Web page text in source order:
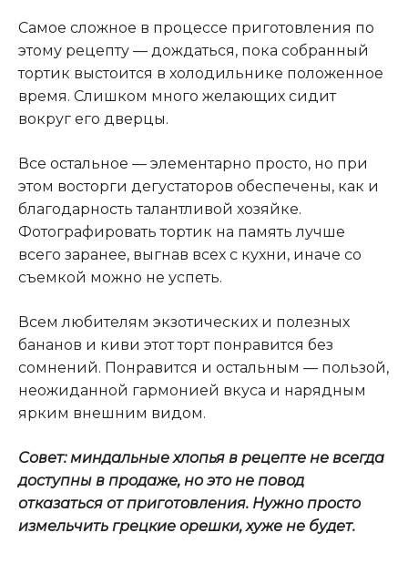
Самое сложное в процессе приготовления по
этому рецепту — дождаться, пока собранный
тортик выстоится в холодильнике положенное
время. Слишком много желающих сидит
вокруг его дверцы.
Все остальное — элементарно просто, но при
этом восторги дегустаторов обеспечены, как и
благодарность талантливой хозяйке.
Фотографировать тортик на память лучше
всего заранее, выгнав всех с кухни, иначе со
съемкой можно не успеть.
Всем любителям экзотических и полезных
бананов и киви этот торт понравится без
сомнений. Понравится и остальным — пользой,
неожиданной гармонией вкуса и нарядным
ярким внешним видом.
Совет: миндальные хлопья в рецепте не всегда
доступны в продаже, но это не повод
отказаться от приготовления. Нужно просто
измельчить грецкие орешки, хуже не будет.